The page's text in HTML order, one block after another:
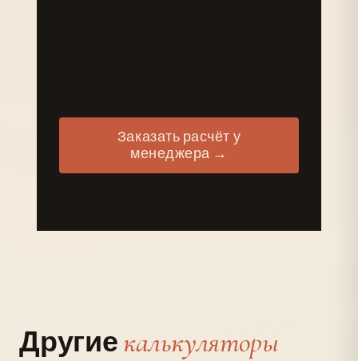
Заказать расчёт у
менеджера →
Другиекалькуляторы